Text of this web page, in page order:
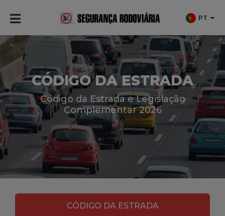
PT
CÓDIGO DA ESTRADA
Código da Estrada e Legislação
Complementar 2026
CÓDIGO DA ESTRADA